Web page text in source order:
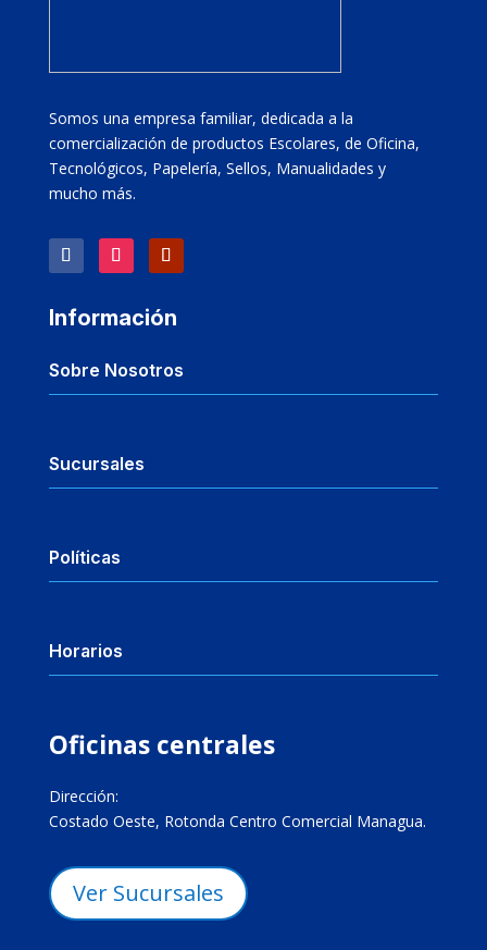
Somos una empresa familiar, dedicada a la
comercialización de productos Escolares, de Oficina,
Tecnológicos, Papelería, Sellos, Manualidades y
mucho más.
Información
Sobre Nosotros
Sucursales
Políticas
Horarios
Oficinas centrales
Dirección:
Costado Oeste, Rotonda Centro Comercial Managua.
Ver Sucursales